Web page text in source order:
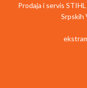
DUŽINA SA
260
380
Prodaja i servis
Srpskih